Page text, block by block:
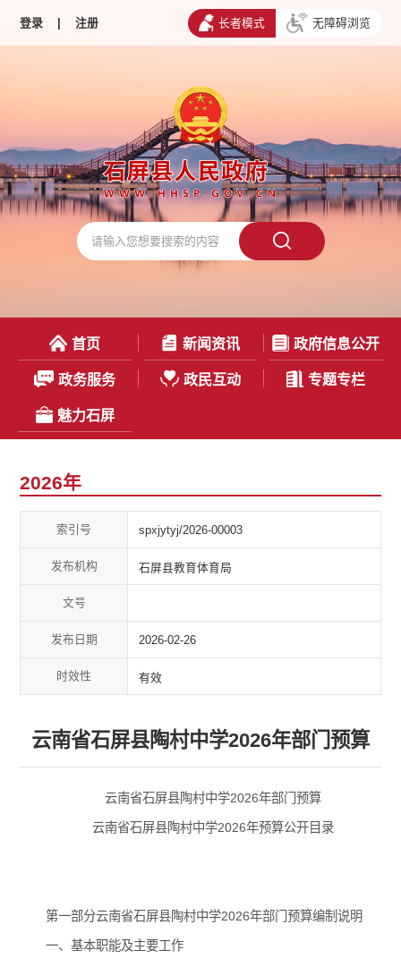
登录 | 注册 长者模式 无障碍浏览
首页 新闻资讯 政府信息公开
政务服务 政民互动 专题专栏
魅力石屏
2026年
索引号 spxjytyj/2026-00003
发布机构 石屏县教育体育局
文号
发布日期 2026-02-26
时效性 有效
云南省石屏县陶村中学2026年部门预算
云南省石屏县陶村中学2026年部门预算
云南省石屏县陶村中学2026年预算公开目录
第一部分云南省石屏县陶村中学2026年部门预算编制说明
一、基本职能及主要工作